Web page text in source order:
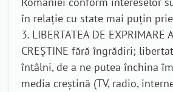
în relație cu state mai puțin
3. LIBERTATEA DE EXPRIMARE
CREȘTINE fără îngrădiri;
întâlni, de a ne putea închina
media creștină (TV, radio,